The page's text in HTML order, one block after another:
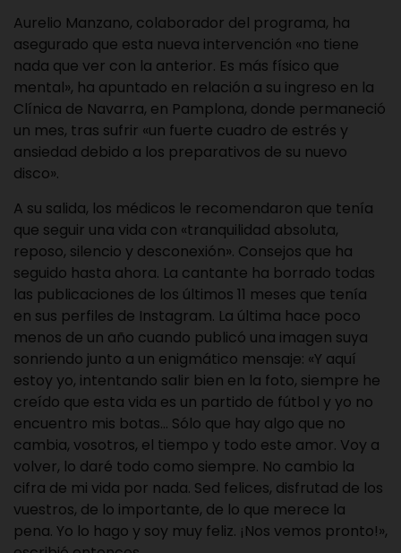
Aurelio Manzano, colaborador del programa, ha
asegurado que esta nueva intervención «no tiene
nada que ver con la anterior. Es más físico que
mental», ha apuntado en relación a su ingreso en la
Clínica de Navarra, en Pamplona, donde permaneció
un mes, tras sufrir «un fuerte cuadro de estrés y
ansiedad debido a los preparativos de su nuevo
disco».
A su salida, los médicos le recomendaron que tenía
que seguir una vida con «tranquilidad absoluta,
reposo, silencio y desconexión». Consejos que ha
seguido hasta ahora. La cantante ha borrado todas
las publicaciones de los últimos 11 meses que tenía
en sus perfiles de Instagram. La última hace poco
menos de un año cuando publicó una imagen suya
sonriendo junto a un enigmático mensaje: «Y aquí
estoy yo, intentando salir bien en la foto, siempre he
creído que esta vida es un partido de fútbol y yo no
encuentro mis botas… Sólo que hay algo que no
cambia, vosotros, el tiempo y todo este amor. Voy a
volver, lo daré todo como siempre. No cambio la
cifra de mi vida por nada. Sed felices, disfrutad de los
vuestros, de lo importante, de lo que merece la
pena. Yo lo hago y soy muy feliz. ¡Nos vemos pronto!»,